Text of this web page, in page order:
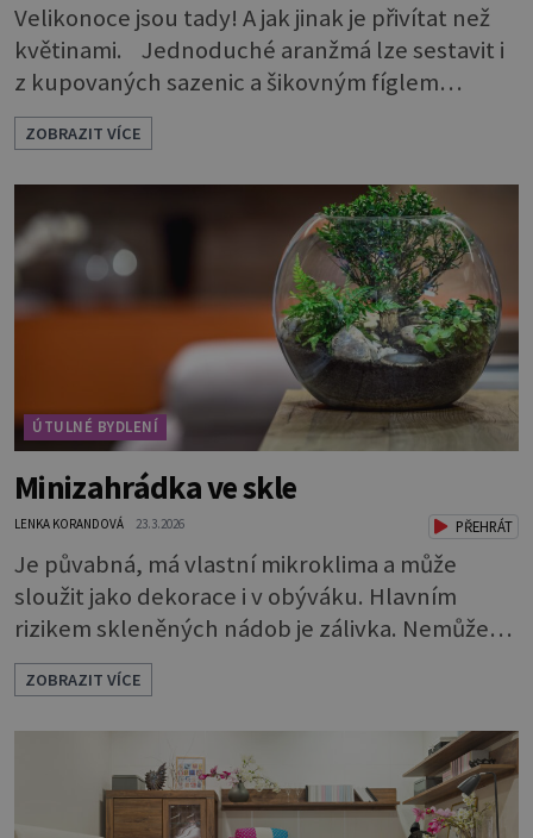
Velikonoce jsou tady! A jak jinak je přivítat než
květinami. Jednoduché aranžmá lze sestavit i
z kupovaných sazenic a šikovným fíglem
docílíte toho, aby výsledek působil jako dílo
profesionála. Rostliny vyndejte z pěstebních
květináčků a zasaďte je. Povrch zeminy pod listy
pokryjte mechem. Podél okraje pak pomocí
lžíce nasypejte dekorativní štěrk.Díky úpravě
povrchu je z obyčejn
ZOBRAZIT VÍCE
ÚTULNÉ BYDLENÍ
Minizahrádka ve skle
LENKA KORANDOVÁ 23.3.2026 PŘEHRÁT
Je půvabná, má vlastní mikroklima a může
sloužit jako dekorace i v obýváku. Hlavním
rizikem skleněných nádob je zálivka. Nemůže
odtékat a bude se hromadit u dna. To by rychle
vedlo k zahnívání rostlin. Proto je nutné
vytvořit dostatečně vysokou drenážní vrstvu,
která vodu pojme a bude chránit kořeny.
Potřebuje 3 vrstvy: * Na dno dobře vymyté
nádoby naskládejte omyté oblázky. Vrstva by m
ZOBRAZIT VÍCE